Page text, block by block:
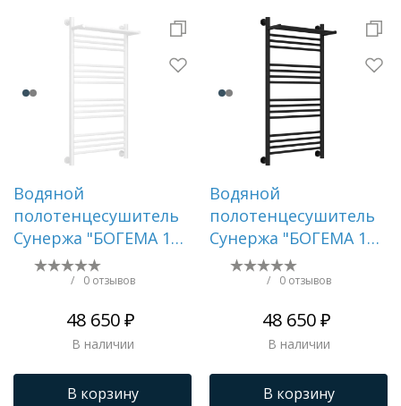
Водяной
полотенцесушитель
Сунержа "БОГЕМА 1П
+" 1000х500 (Матовый
/ 0 отзывов
48 650 ₽
В наличии
В корзину
Водяной
полотенцесушитель
Сунержа "БОГЕМА 1П
+" 1000х500 (Матовый
чёрный)
/ 0 отзывов
48 650 ₽
В наличии
В корзину